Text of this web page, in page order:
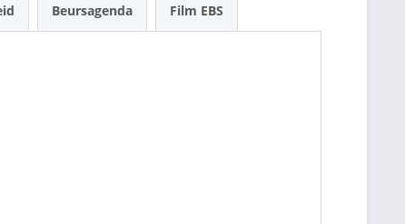
Beursagenda Film EBS